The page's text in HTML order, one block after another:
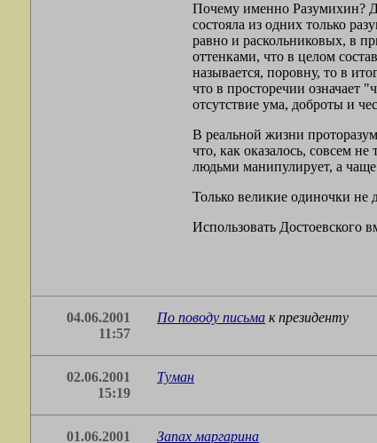
Почему именно Разумихин?
состояла из одних только
равно и раскольниковых, в
оттенками, что в целом
называется, поровну, то в
что в просторечии означает
отсутствие ума, доброты и
В реальной жизни
что, как оказалось, совсем
людьми манипулирует, а
Только великие одиночки не
Использовать Достоевского
04.06.2001
11:57
По поводу письма к президенту
02.06.2001
15:19
Туман
01.06.2001 Запах маргарина